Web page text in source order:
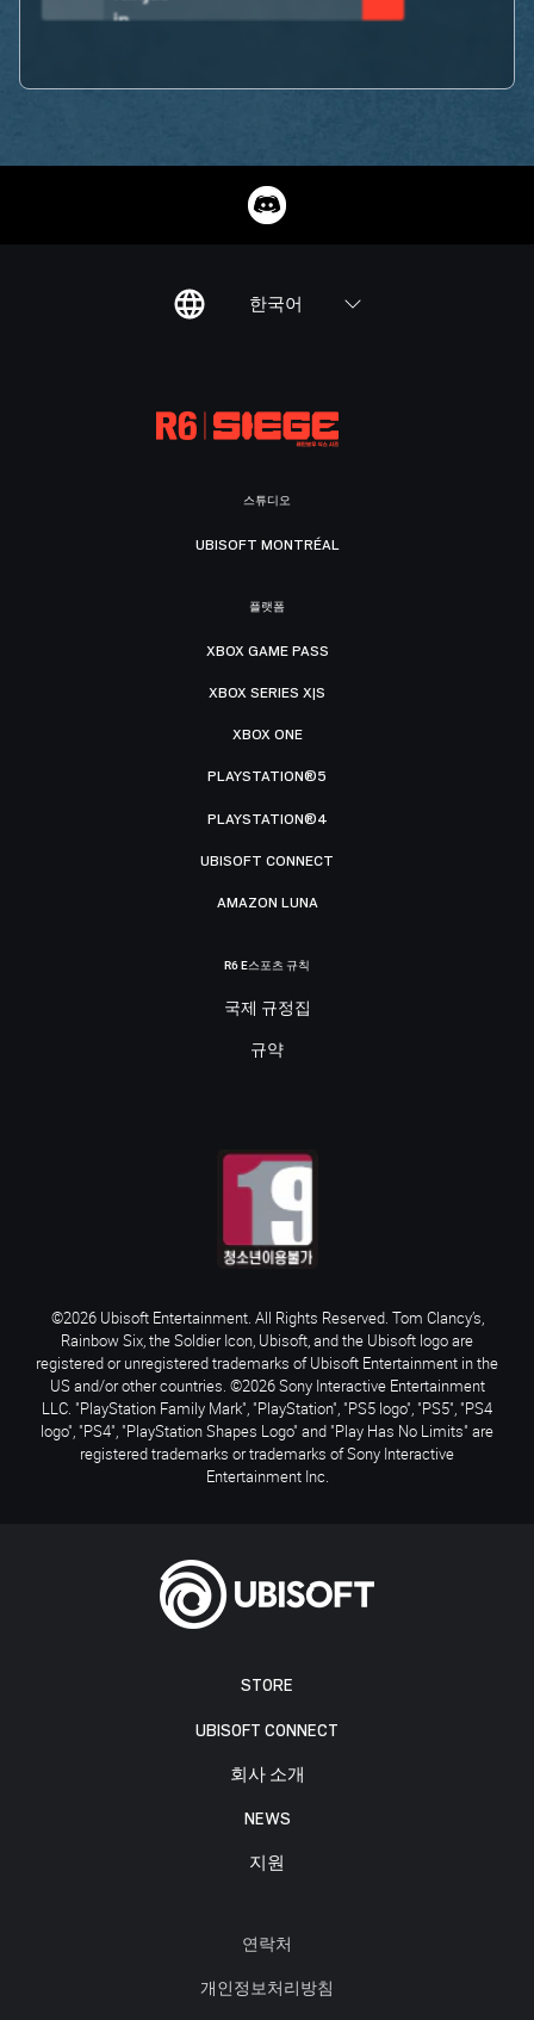
한국어
STORE
UBISOFT CONNECT
회사 소개
NEWS
지원
연락처
개인정보처리방침
스튜디오
UBISOFT MONTRÉAL
플랫폼
XBOX GAME PASS
XBOX SERIES X|S
XBOX ONE
PLAYSTATION®5
PLAYSTATION®4
UBISOFT CONNECT
AMAZON LUNA
R6 E스포츠 규칙
국제 규정집
규약
©2026 Ubisoft Entertainment. All Rights Reserved. Tom Clancy’s,
Rainbow Six, the Soldier Icon, Ubisoft, and the Ubisoft logo are
registered or unregistered trademarks of Ubisoft Entertainment in the
US and/or other countries. ©2026 Sony Interactive Entertainment
LLC. "PlayStation Family Mark", "PlayStation", "PS5 logo", "PS5", "PS4
logo", "PS4", "PlayStation Shapes Logo" and "Play Has No Limits" are
registered trademarks or trademarks of Sony Interactive
Entertainment Inc.